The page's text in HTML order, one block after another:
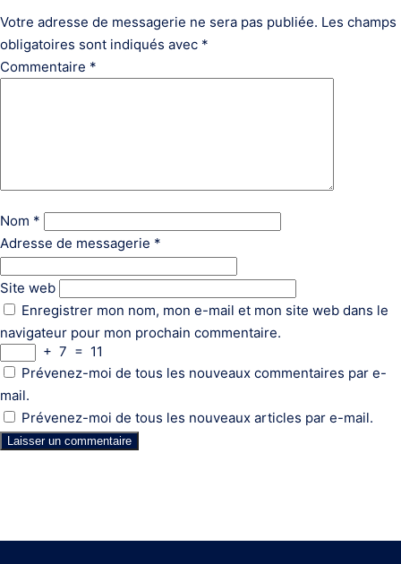
Votre adresse de messagerie ne sera pas publiée. Les champs
obligatoires sont indiqués avec *
Commentaire *
Nom *
Adresse de messagerie *
Site web
Enregistrer mon nom, mon e-mail et mon site web dans le
navigateur pour mon prochain commentaire.
+ 7 = 11
Prévenez-moi de tous les nouveaux commentaires par e-
mail.
Prévenez-moi de tous les nouveaux articles par e-mail.